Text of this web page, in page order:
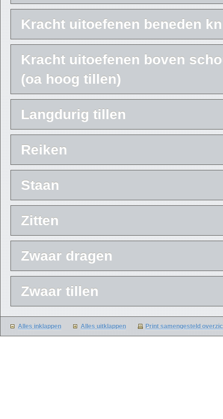
Kracht uitoefenen beneden
Kracht uitoefenen boven
(oa hoog tillen)
Langdurig tillen
Reiken
Staan
Zitten
Zwaar dragen
Zwaar tillen
Alles inklappen Alles uitklappen Print samengesteld